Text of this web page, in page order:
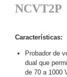
Salinos
y
Video Cubo
NCVT2P
Características:
Probador de
dual que
de 70 a 1000